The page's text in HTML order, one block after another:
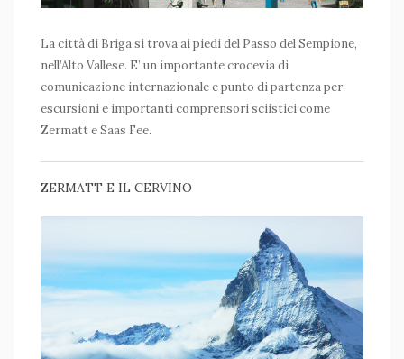
La città di Briga si trova ai piedi del Passo del Sempione,
nell’Alto Vallese. E’ un importante crocevia di
comunicazione internazionale e punto di partenza per
escursioni e importanti comprensori sciistici come
Zermatt e Saas Fee.
ZERMATT E IL CERVINO